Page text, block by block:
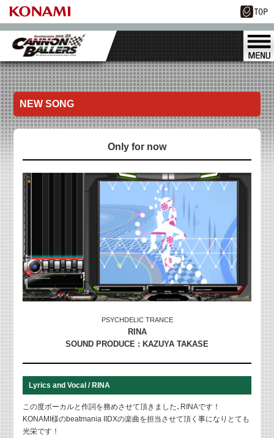
NEW SONG
Only for now
PSYCHDELIC TRANCE
RINA
SOUND PRODUCE : KAZUYA TAKASE
Lyrics and Vocal / RINA
この度ボーカルと作詞を務めさせて頂きました､RINAです！
KONAMI様のbeatmania IIDXの楽曲を担当させて頂く事になりとても
光栄です！